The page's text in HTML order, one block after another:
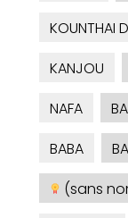
KOUNTHAI
KANJOU
NAFA
BABA
(sans